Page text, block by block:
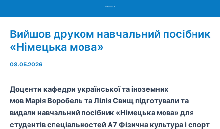
Menu
Вийшов друком навчальний посібник
«Німецька мова»
08.05.2026
Доценти кафедри української та іноземних
мов Марія Воробель та Лілія Свищ підготували та
видали навчальний посібник «Німецька мова» для
студентів спеціальностей A7 Фізична культура і спорт